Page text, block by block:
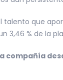
que
3,46 % de la
compañía